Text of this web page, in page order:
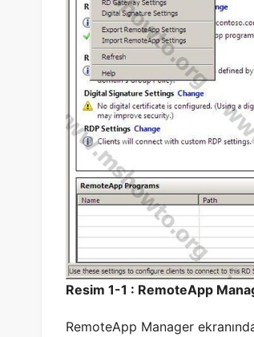
Resim 1-1 : RemoteApp
RemoteApp Manager